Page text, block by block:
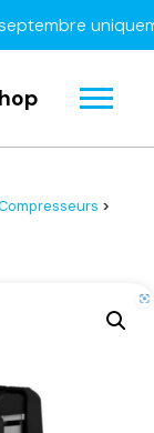
uniquement
>